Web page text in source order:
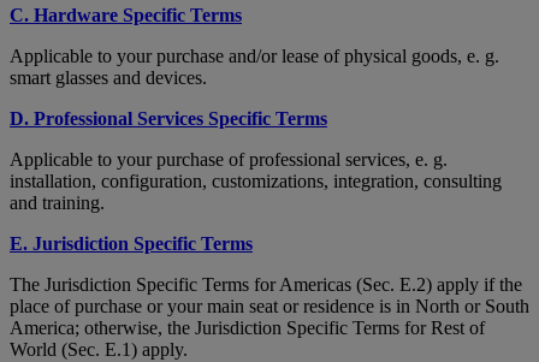
C. Hardware Specific Terms
Applicable to your purchase and/or lease of physical goods, e. g.
smart glasses and devices.
D. Professional Services Specific Terms
Applicable to your purchase of professional services, e. g.
installation, configuration, customizations, integration, consulting
and training.
E. Jurisdiction Specific Terms
The Jurisdiction Specific Terms for Americas (Sec. E.2) apply if the
place of purchase or your main seat or residence is in North or South
America; otherwise, the Jurisdiction Specific Terms for Rest of
World (Sec. E.1) apply.